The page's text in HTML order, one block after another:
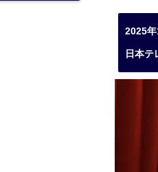
2025
日本テ